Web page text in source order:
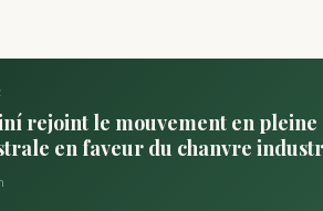
rejoint le mouvement en pleine
en faveur du chanvre